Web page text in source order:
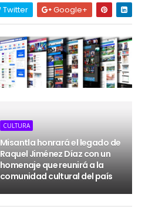
Twitter Google+
CULTURA
Misantla honrará el legado de
Raquel Jiménez Díaz con un
homenaje que reunirá a la
comunidad cultural del país